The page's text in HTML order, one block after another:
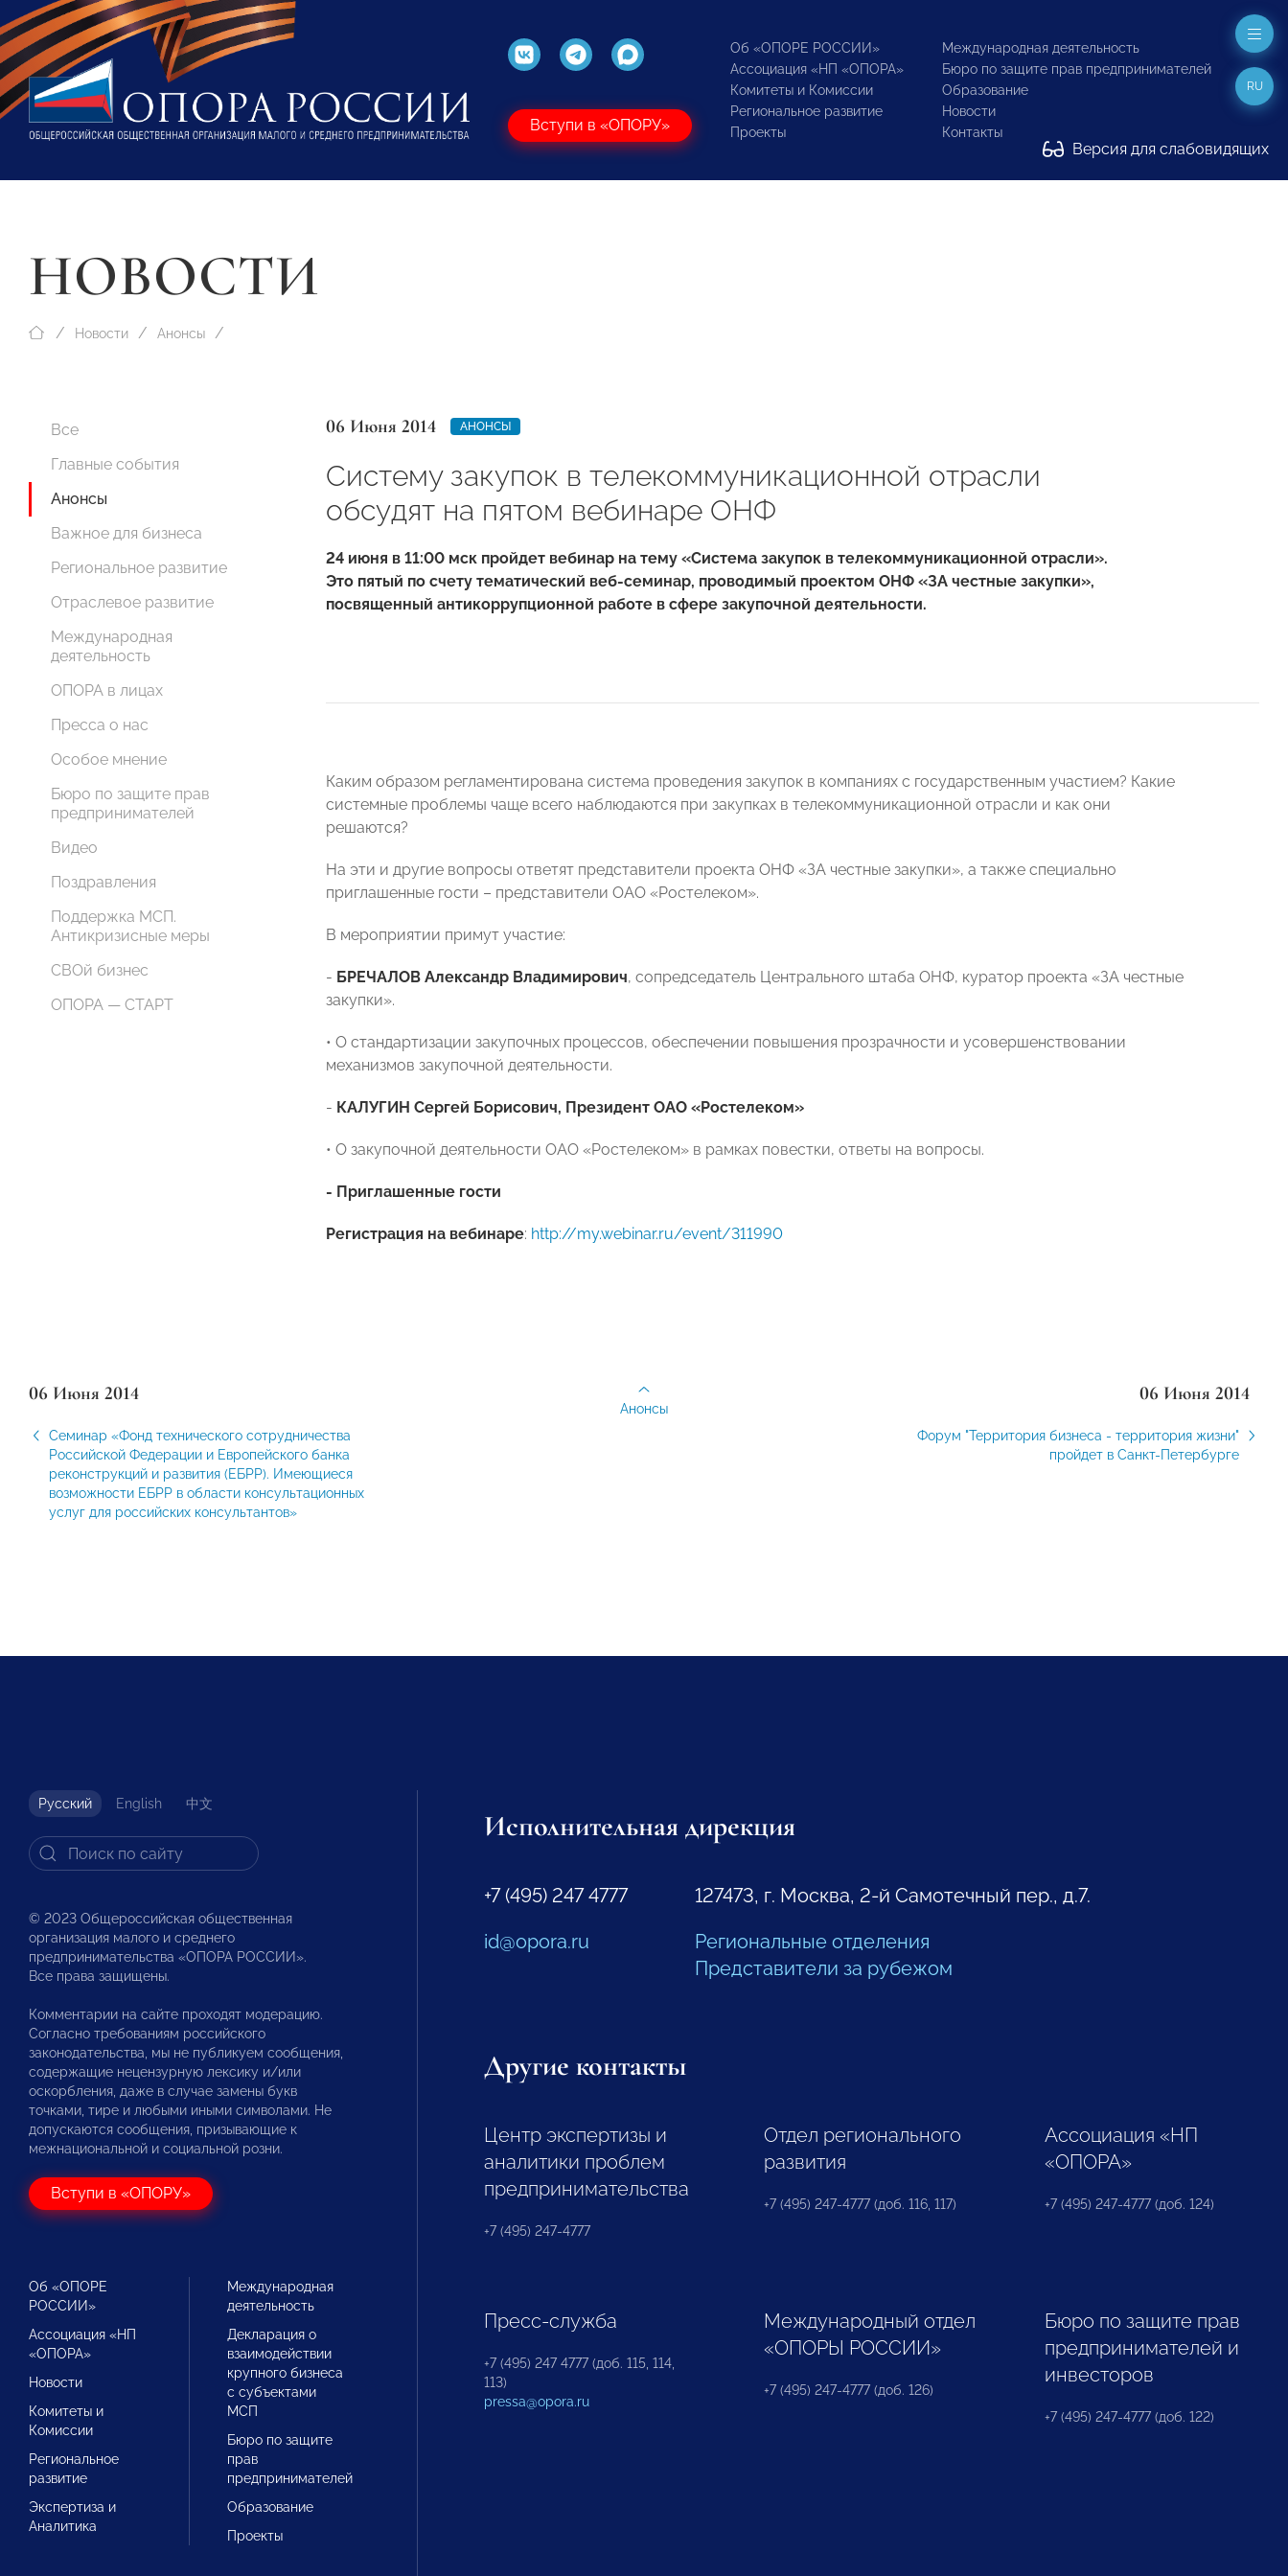
Вступи в «ОПОРУ»
Об «ОПОРЕ РОССИИ»
Ассоциация «НП «ОПОРА»
Комитеты и Комиссии
Региональное развитие
Проекты
Международная деятельность
Бюро по защите прав предпринимателей
Образование
Новости
Контакты
Версия для слабовидящих
RU
НОВОСТИ
Новости Анонсы
Все
Главные события
Анонсы
Важное для бизнеса
Региональное развитие
Отраслевое развитие
Международная
деятельность
ОПОРА в лицах
Пресса о нас
Особое мнение
Бюро по защите прав
предпринимателей
Видео
Поздравления
Поддержка МСП.
Антикризисные меры
СВОй бизнес
ОПОРА — СТАРТ
06 Июня 2014 АНОНСЫ
Систему закупок в телекоммуникационной отрасли
обсудят на пятом вебинаре ОНФ
24 июня в 11:00 мск пройдет вебинар на тему «Система закупок в телекоммуникационной отрасли».
Это пятый по счету тематический веб-семинар, проводимый проектом ОНФ «ЗА честные закупки»,
посвященный антикоррупционной работе в сфере закупочной деятельности.
Каким образом регламентирована система проведения закупок в компаниях с государственным участием? Какие
системные проблемы чаще всего наблюдаются при закупках в телекоммуникационной отрасли и как они
решаются?
На эти и другие вопросы ответят представители проекта ОНФ «ЗА честные закупки», а также специально
приглашенные гости – представители ОАО «Ростелеком».
В мероприятии примут участие:
- БРЕЧАЛОВ Александр Владимирович, сопредседатель Центрального штаба ОНФ, куратор проекта «ЗА честные
закупки».
• О стандартизации закупочных процессов, обеспечении повышения прозрачности и усовершенствовании
механизмов закупочной деятельности.
- КАЛУГИН Сергей Борисович, Президент ОАО «Ростелеком»
• О закупочной деятельности ОАО «Ростелеком» в рамках повестки, ответы на вопросы.
- Приглашенные гости
Регистрация на вебинаре: http://my.webinar.ru/event/311990
06 Июня 2014
Семинар «Фонд технического сотрудничества
Российской Федерации и Европейского банка
реконструкций и развития (ЕБРР). Имеющиеся
возможности ЕБРР в области консультационных
услуг для российских консультантов»
06 Июня 2014
Форум "Территория бизнеса - территория жизни"
пройдет в Санкт-Петербурге
Анонсы
Русский English 中文
© 2023 Общероссийская общественная
организация малого и среднего
предпринимательства «ОПОРА РОССИИ».
Все права защищены.
Комментарии на сайте проходят модерацию.
Согласно требованиям российского
законодательства, мы не публикуем сообщения,
содержащие нецензурную лексику и/или
оскорбления, даже в случае замены букв
точками, тире и любыми иными символами. Не
допускаются сообщения, призывающие к
межнациональной и социальной розни.
Вступи в «ОПОРУ»
Об «ОПОРЕ
РОССИИ»
Ассоциация «НП
«ОПОРА»
Новости
Комитеты и
Комиссии
Региональное
развитие
Экспертиза и
Аналитика
Международная
деятельность
Декларация о
взаимодействии
крупного бизнеса
с субъектами
МСП
Бюро по защите
прав
предпринимателей
Образование
Проекты
Исполнительная дирекция
+7 (495) 247 4777
id@opora.ru
127473, г. Москва, 2-й Самотечный пер., д.7.
Региональные отделения
Представители за рубежом
Другие контакты
Центр экспертизы и
аналитики проблем
предпринимательства
+7 (495) 247-4777
Отдел регионального
развития
+7 (495) 247-4777 (доб. 116, 117)
Ассоциация «НП
«ОПОРА»
+7 (495) 247-4777 (доб. 124)
Пресс-служба
+7 (495) 247 4777 (доб. 115, 114,
113)
pressa@opora.ru
Международный отдел
«ОПОРЫ РОССИИ»
+7 (495) 247-4777 (доб. 126)
Бюро по защите прав
предпринимателей и
инвесторов
+7 (495) 247-4777 (доб. 122)